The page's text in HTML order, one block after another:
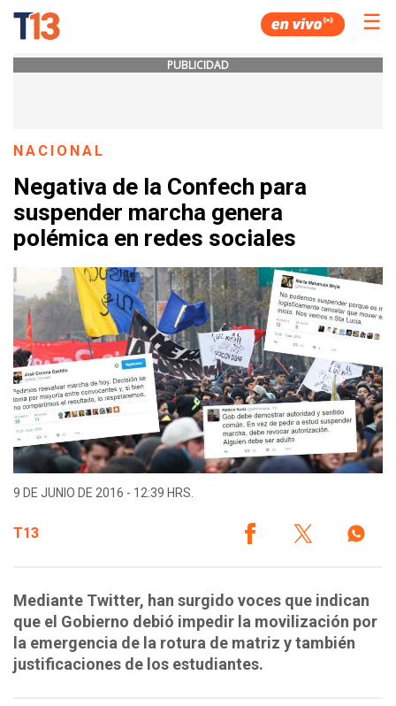
☰
PUBLICIDAD
NACIONAL
Negativa de la Confech para
suspender marcha genera
polémica en redes sociales
9 DE JUNIO DE 2016 - 12:39 HRS.
T13
Mediante Twitter, han surgido voces que indican
que el Gobierno debió impedir la movilización por
la emergencia de la rotura de matriz y también
justificaciones de los estudiantes.